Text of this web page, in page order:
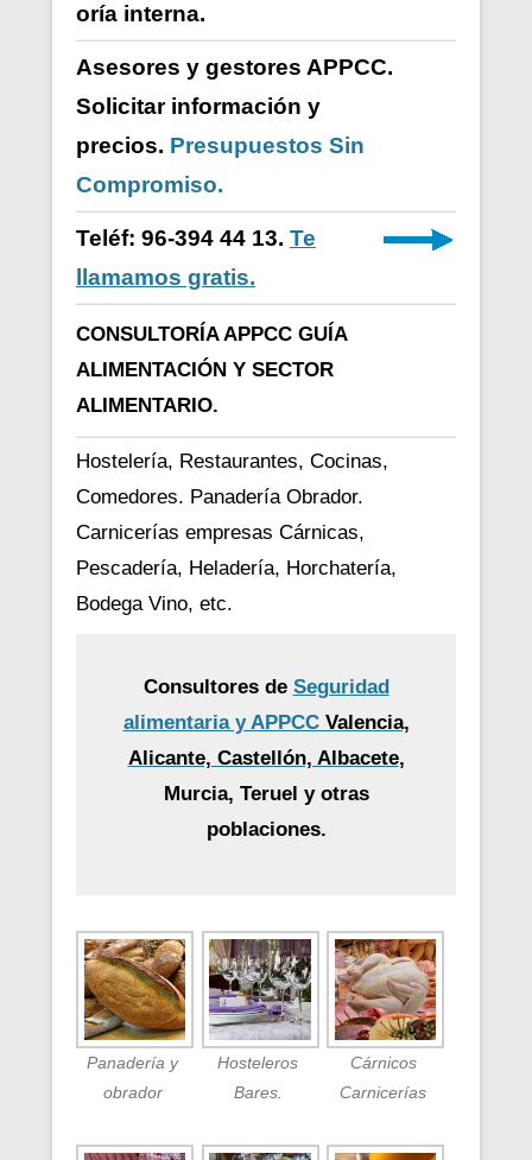
oría interna.
Asesores y gestores APPCC.
Solicitar información y
precios. Presupuestos Sin
Compromiso.
Teléf: 96-394 44 13. Te
llamamos gratis.
CONSULTORÍA APPCC GUÍA
ALIMENTACIÓN Y SECTOR
ALIMENTARIO.
Hostelería, Restaurantes, Cocinas,
Comedores. Panadería Obrador.
Carnicerías empresas Cárnicas,
Pescadería, Heladería, Horchatería,
Bodega Vino, etc.
Consultores de Seguridad
alimentaria y APPCCValencia,
Alicante, Castellón, Albacete,
Murcia, Teruel y otras
poblaciones.
Panadería y
obrador
Hosteleros
Bares.
Cárnicos
Carnicerías